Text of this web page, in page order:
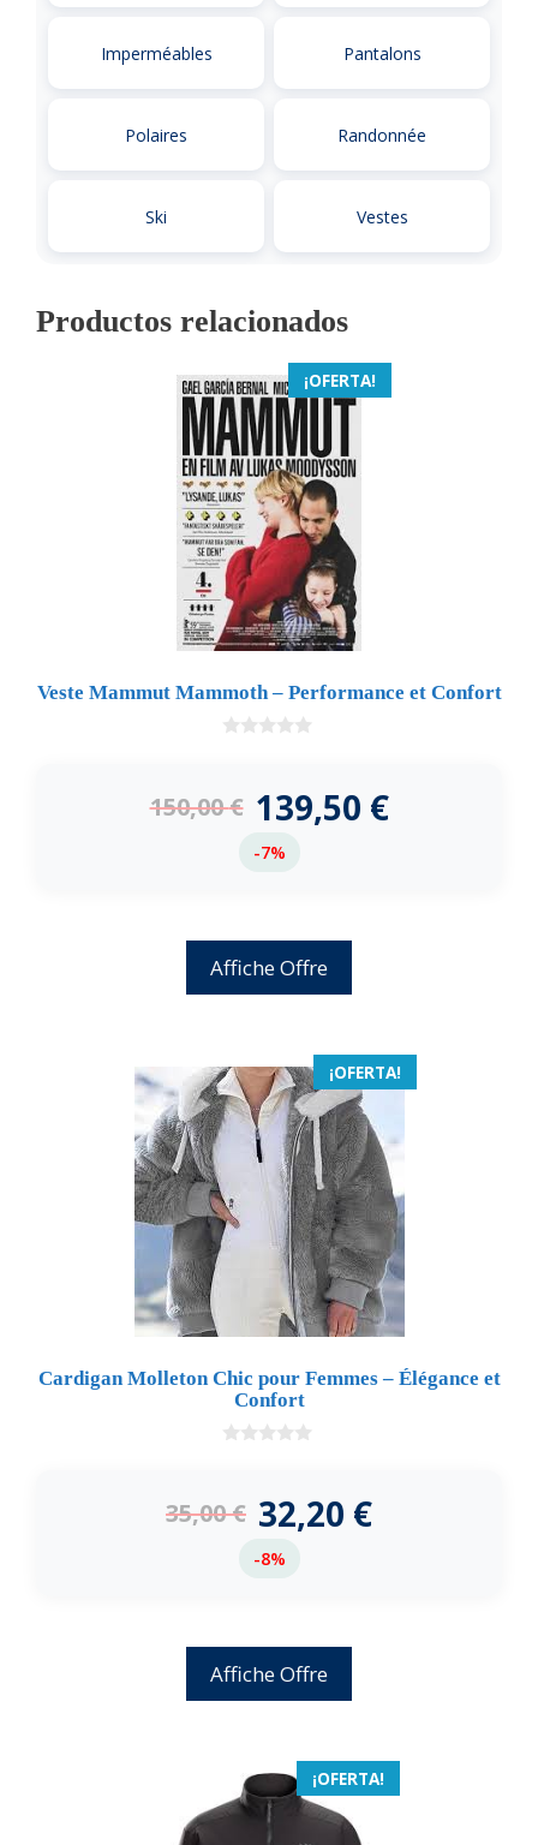
Imperméables Pantalons
Polaires Randonnée
Ski Vestes
Productos relacionados
¡OFERTA!
Veste Mammut Mammoth – Performance et Confort
5
150,00€ 139,50 €
-7%
Affiche Offre
¡OFERTA!
Cardigan Molleton Chic pour Femmes – Élégance et
Confort
5
35,00€ 32,20 €
-8%
Affiche Offre
¡OFERTA!